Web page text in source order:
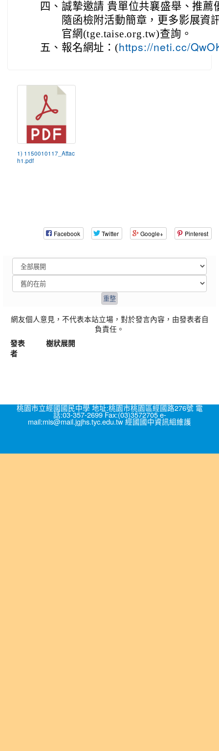
四、 誠摯邀請 貴單位共襄盛舉、推薦
隨函檢附活動簡章，更多影展資
官網(tge.taise.org.tw)查詢。
五、 報名網址：(https://neti.cc/
1) 1150010117_Attac
h1.pdf
Facebook Twitter Google+ Pinterest
網友個人意見，不代表本站立場，對於發言內容，由發表者自
負責任。
發表
者
樹狀展開
桃園市立經國國民中學 地址:桃園市桃園區經國路276號 電
話:03-357-2699 Fax:(03)3572705 e-
mail:mis@mail.jgjhs.tyc.edu.tw 經國國中資訊組維護